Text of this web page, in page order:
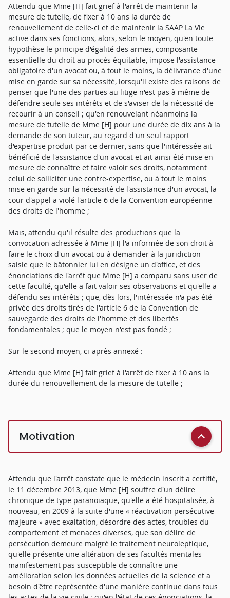
Attendu que Mme [H] fait grief à l'arrêt de maintenir la
mesure de tutelle, de fixer à 10 ans la durée de
renouvellement de celle-ci et de maintenir la SAAP La Vie
active dans ses fonctions, alors, selon le moyen, qu'en toute
hypothèse le principe d'égalité des armes, composante
essentielle du droit au procès équitable, impose l'assistance
obligatoire d'un avocat ou, à tout le moins, la délivrance d'une
mise en garde sur sa nécessité, lorsqu'il existe des raisons de
penser que l'une des parties au litige n'est pas à même de
défendre seule ses intérêts et de s'aviser de la nécessité de
recourir à un conseil ; qu'en renouvelant néanmoins la
mesure de tutelle de Mme [H] pour une durée de dix ans à la
demande de son tuteur, au regard d'un seul rapport
d'expertise produit par ce dernier, sans que l'intéressée ait
bénéficié de l'assistance d'un avocat et ait ainsi été mise en
mesure de connaître et faire valoir ses droits, notamment
celui de solliciter une contre-expertise, ou à tout le moins
mise en garde sur la nécessité de l'assistance d'un avocat, la
cour d'appel a violé l'article 6 de la Convention européenne
des droits de l'homme ;
Mais, attendu qu'il résulte des productions que la
convocation adressée à Mme [H] l'a informée de son droit à
faire le choix d'un avocat ou à demander à la juridiction
saisie que le bâtonnier lui en désigne un d'office, et des
énonciations de l'arrêt que Mme [H] a comparu sans user de
cette faculté, qu'elle a fait valoir ses observations et qu'elle a
défendu ses intérêts ; que, dès lors, l'intéressée n'a pas été
privée des droits tirés de l'article 6 de la Convention de
sauvegarde des droits de l'homme et des libertés
fondamentales ; que le moyen n'est pas fondé ;
Sur le second moyen, ci-après annexé :
Attendu que Mme [H] fait grief à l'arrêt de fixer à 10 ans la
durée du renouvellement de la mesure de tutelle ;
Motivation
Attendu que l'arrêt constate que le médecin inscrit a certifié,
le 11 décembre 2013, que Mme [H] souffre d'un délire
chronique de type paranoïaque, qu'elle a été hospitalisée, à
nouveau, en 2009 à la suite d'une « réactivation persécutive
majeure » avec exaltation, désordre des actes, troubles du
comportement et menaces diverses, que son délire de
persécution demeure malgré le traitement neuroleptique,
qu'elle présente une altération de ses facultés mentales
manifestement pas susceptible de connaître une
amélioration selon les données actuelles de la science et a
besoin d'être représentée d'une manière continue dans tous